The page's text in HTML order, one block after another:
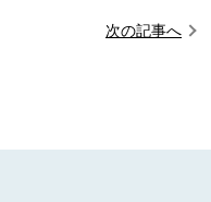
次の記事へ